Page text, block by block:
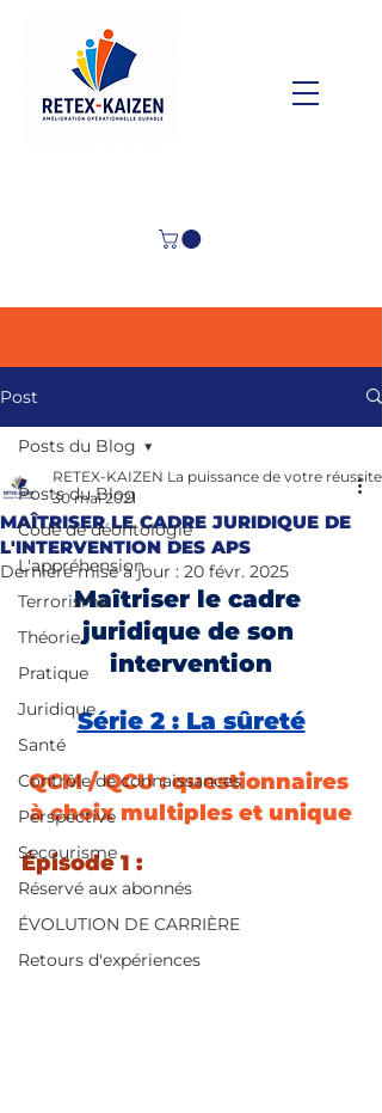
Post
Posts du Blog
Code de déontologie
L'appréhension
Terrorisme
Théorie
Pratique
Juridique
Santé
Contrôle de connaissances
Perspective
Secourisme
Réservé aux abonnés
ÉVOLUTION DE CARRIÈRE
Retours d'expériences
Posts du Blog
MAÎTRISER LE CADRE JURIDIQUE DE
L'INTERVENTION DES APS
RETEX-KAIZEN La puissance de votre réussite
30 mai 2021
Dernière mise à jour : 20 févr. 2025
Maîtriser le cadre
juridique de son
intervention
Série 2 : La sûreté
QCM / QCU : questionnaires
à choix multiples et unique
Épisode 1 :